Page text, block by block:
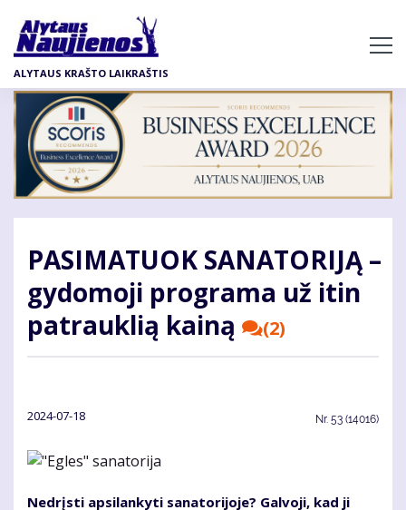
pagrindinį
turinį
ALYTAUS KRAŠTO LAIKRAŠTIS
PASIMATUOK SANATORIJĄ –
gydomoji programa už itin
patrauklią kainą
(2)
2024-07-18 Nr. 53 (14016)
Nedrįsti apsilankyti sanatorijoje? Galvoji, kad ji